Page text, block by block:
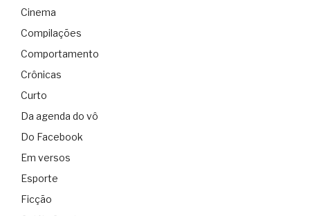
Cinema
Compilações
Comportamento
Crônicas
Curto
Da agenda do vô
Do Facebook
Em versos
Esporte
Ficção